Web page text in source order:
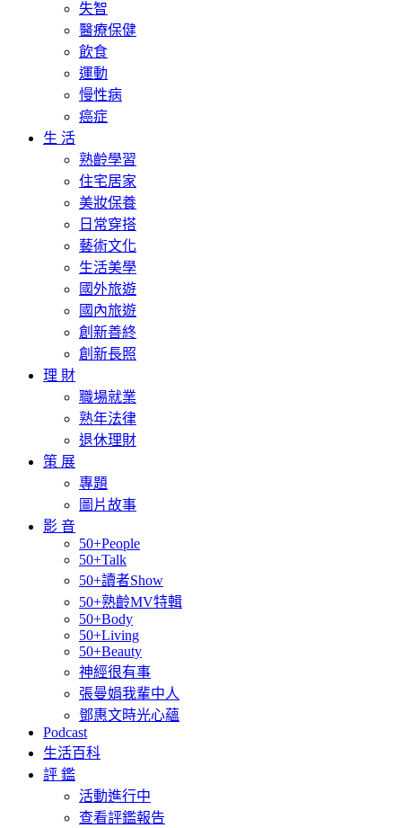
失智
醫療保健
飲食
運動
慢性病
癌症
生 活
熟齡學習
住宅居家
美妝保養
日常穿搭
藝術文化
生活美學
國外旅遊
國內旅遊
創新善終
創新長照
理 財
職場就業
熟年法律
退休理財
策 展
專題
圖片故事
影 音
50+People
50+Talk
50+讀者Show
50+熟齡MV特輯
50+Body
50+Living
50+Beauty
神經很有事
張曼娟我輩中人
鄧惠文時光心蘊
Podcast
生活百科
評 鑑
活動進行中
查看評鑑報告